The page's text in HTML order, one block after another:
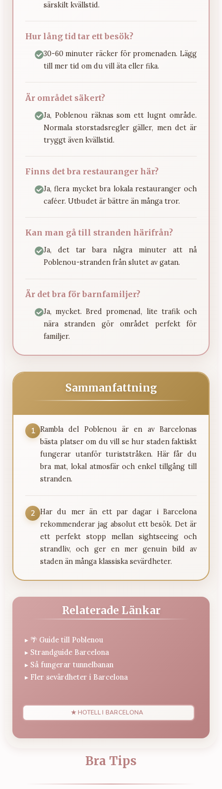
Bra Tips
särskilt kvällstid.
Hur lång tid tar ett besök?
30-60 minuter räcker för promenaden. Lägg
till mer tid om du vill äta eller fika.
Är området säkert?
Ja, Poblenou räknas som ett lugnt område.
Normala storstadsregler gäller, men det är
tryggt även kvällstid.
Finns det bra restauranger här?
Ja, flera mycket bra lokala restauranger och
caféer. Utbudet är bättre än många tror.
Kan man gå till stranden härifrån?
Ja, det tar bara några minuter att nå
Poblenou-stranden från slutet av gatan.
Är det bra för barnfamiljer?
Ja, mycket. Bred promenad, lite trafik och
nära stranden gör området perfekt för
familjer.
Sammanfattning
1 Rambla del Poblenou är en av Barcelonas
bästa platser om du vill se hur staden faktiskt
fungerar utanför turiststråken. Här får du
bra mat, lokal atmosfär och enkel tillgång till
stranden.
2
Har du mer än ett par dagar i Barcelona
rekommenderar jag absolut ett besök. Det är
ett perfekt stopp mellan sightseeing och
strandliv, och ger en mer genuin bild av
staden än många klassiska sevärdheter.
Relaterade Länkar
▸ 🌴 Guide till Poblenou
▸ Strandguide Barcelona
▸ Så fungerar tunnelbanan
▸ Fler sevärdheter i Barcelona
★ HOTELL I BARCELONA